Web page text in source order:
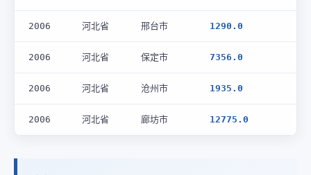
2006 河北省 邢台市 1290.0
2006 河北省 保定市 7356.0
2006 河北省 沧州市 1935.0
2006 河北省 廊坊市 12775.0